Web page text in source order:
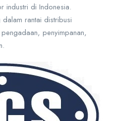
industri di Indonesia.
rantai distribusi
penyimpanan,